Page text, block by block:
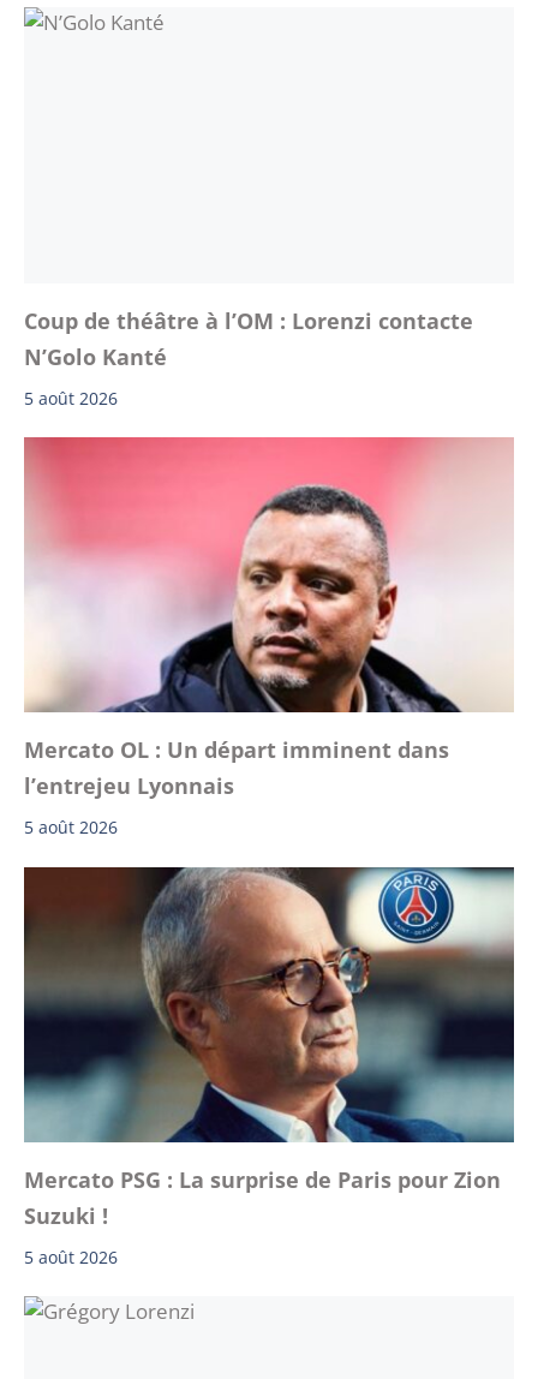
Coup de théâtre à l’OM : Lorenzi contacte
N’Golo Kanté
5 août 2026
Mercato OL : Un départ imminent dans
l’entrejeu Lyonnais
5 août 2026
Mercato PSG : La surprise de Paris pour Zion
Suzuki !
5 août 2026